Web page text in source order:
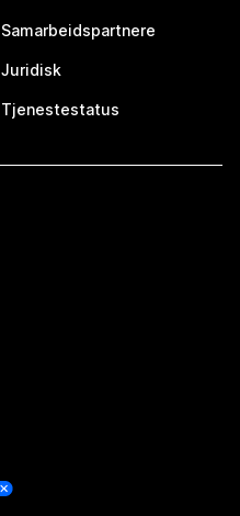
Samarbeidspartnere
Juridisk
Tjenestestatus